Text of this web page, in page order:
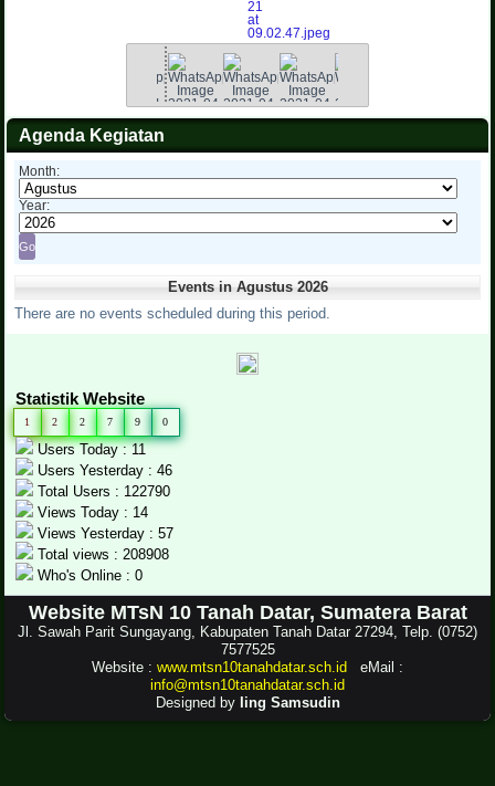
Agenda Kegiatan
Month:
Year:
Events in Agustus 2026
There are no events scheduled during this period.
Statistik Website
1 2 2 7 9 0
Users Today : 11
Users Yesterday : 46
Total Users : 122790
Views Today : 14
Views Yesterday : 57
Total views : 208908
Who's Online : 0
Website MTsN 10 Tanah Datar, Sumatera Barat
Jl. Sawah Parit Sungayang, Kabupaten Tanah Datar 27294, Telp. (0752)
7577525
Website : www.mtsn10tanahdatar.sch.id eMail :
info@mtsn10tanahdatar.sch.id
Designed by Iing Samsudin